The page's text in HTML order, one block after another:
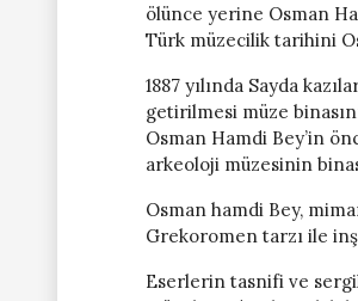
ölünce yerine Osman
Türk müzecilik tarihini
1887 yılında Sayda
getirilmesi müze
Osman Hamdi Bey’in
arkeoloji müzesinin
Osman hamdi Bey,
Grekoromen tarzı ile
Eserlerin tasnifi ve